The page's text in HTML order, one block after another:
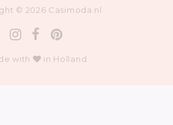
© 2026 Casimoda.nl
with in Holland